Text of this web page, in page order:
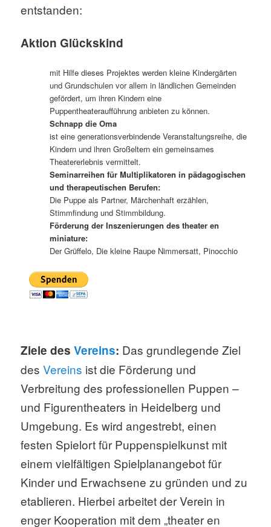
entstanden:
Aktion Glückskind
mit Hilfe dieses Projektes werden kleine Kindergärten
und Grundschulen vor allem in ländlichen Gemeinden
gefördert, um ihren Kindern eine
Puppentheateraufführung anbieten zu können.
Schnapp die Oma
ist eine generationsverbindende Veranstaltungsreihe, die
Kindern und ihren Großeltern ein gemeinsames
Theatererlebnis vermittelt.
Seminarreihen für Multiplikatoren in pädagogischen
und therapeutischen Berufen:
Die Puppe als Partner, Märchenhaft erzählen,
Stimmfindung und Stimmbildung.
Förderung der Inszenierungen des theater en
miniature:
Der Grüffelo, Die kleine Raupe Nimmersatt, Pinocchio
Ziele desVereins: Das grundlegende Ziel
desVereins ist die Förderung und
Verbreitung des professionellen Puppen –
und Figurentheaters in Heidelberg und
Umgebung. Es wird angestrebt, einen
festen Spielort für Puppenspielkunst mit
einem vielfältigen Spielplanangebot für
Kinder und Erwachsene zu gründen und zu
etablieren. Hierbei arbeitet der Verein in
enger Kooperation mit dem „theater en